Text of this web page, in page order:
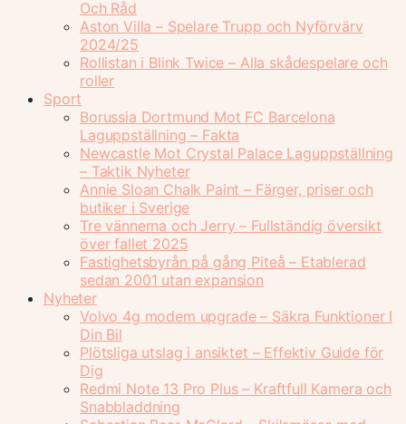
Och Råd
Aston Villa – Spelare Trupp och Nyförvärv
2024/25
Rollistan i Blink Twice – Alla skådespelare och
roller
Sport
Borussia Dortmund Mot FC Barcelona
Laguppställning – Fakta
Newcastle Mot Crystal Palace Laguppställning
– Taktik Nyheter
Annie Sloan Chalk Paint – Färger, priser och
butiker i Sverige
Tre vännerna och Jerry – Fullständig översikt
över fallet 2025
Fastighetsbyrån på gång Piteå – Etablerad
sedan 2001 utan expansion
Nyheter
Volvo 4g modem upgrade – Säkra Funktioner I
Din Bil
Plötsliga utslag i ansiktet – Effektiv Guide för
Dig
Redmi Note 13 Pro Plus – Kraftfull Kamera och
Snabbladdning